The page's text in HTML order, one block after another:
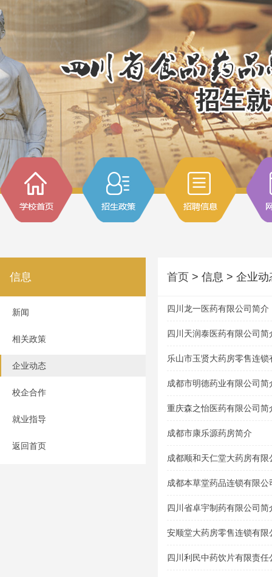
信息
新闻
相关政策
企业动态
校企合作
就业指导
返回首页
首页 > 信息 > 企业动
四川龙一医药有限公司简介
四川天润泰医药有限公司简
乐山市玉贤大药房零售连锁
成都市明德药业有限公司简
重庆森之怡医药有限公司简
成都市康乐源药房简介
成都顺和天仁堂大药房有限
成都本草堂药品连锁有限公
四川省卓宇制药有限公司简
安顺堂大药房零售连锁有限
四川利民中药饮片有限责任